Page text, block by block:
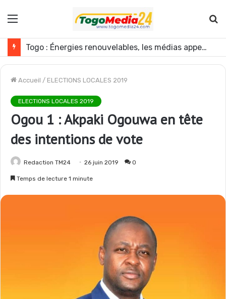
Menu
Togo : Énergies renouvelables, les médias appelés à devenir des acteurs du changement
Accueil / ELECTIONS LOCALES 2019
ELECTIONS LOCALES 2019
Ogou 1 : Akpaki Ogouwa en tête
des intentions de vote
Redaction TM24 26 juin 2019 0
Temps de lecture 1 minute